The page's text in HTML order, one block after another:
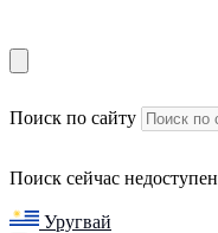
Поиск по сайту
Поиск сейчас недоступен
Уругвай